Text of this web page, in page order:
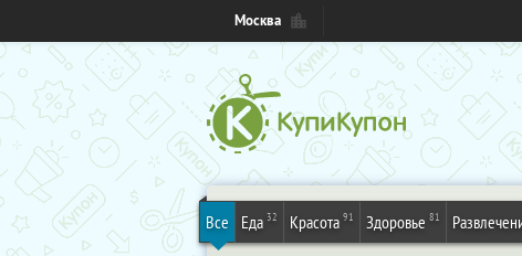
Москва
Все Еда 32 Красота 91 Здоровье 81